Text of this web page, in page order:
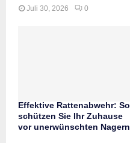
Juli 30, 2026 0
Effektive Rattenabwehr: So
schützen Sie Ihr Zuhause
vor unerwünschten Nagern